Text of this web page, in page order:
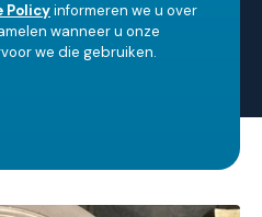
Policyinformeren we u over
wanneer u onze
we die gebruiken.